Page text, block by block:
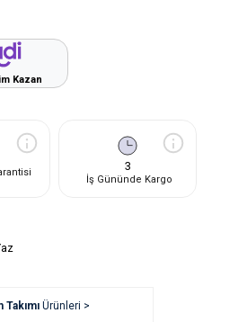
Kazan
3
İş Gününde Kargo
Ürünleri >